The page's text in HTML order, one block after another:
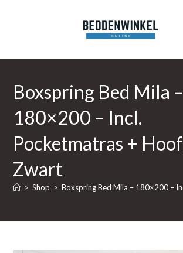
Boxspring Bed Mila –
180×200 – Incl.
Pocketmatras +
Zwart
> Shop > Boxspring Bed Mila – 180×200 –